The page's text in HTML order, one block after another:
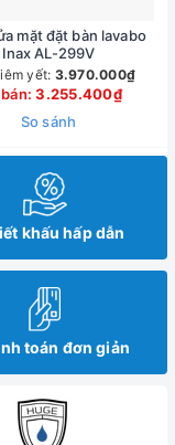
mặt đặt bàn lavabo
Inax AL-299V
yết: 3.970.000₫
bán:3.255.400₫
So sánh
khấu hấp dẫn
toán đơn giản